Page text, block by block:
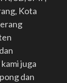
Kota
juga
dan